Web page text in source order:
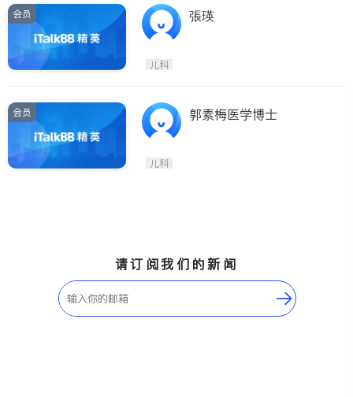
会员 張瑛
儿科
会员 郭素梅医学博士
儿科
请订阅我们的新闻